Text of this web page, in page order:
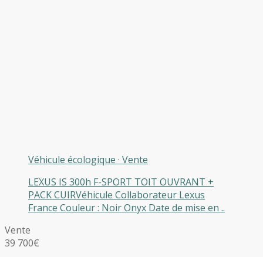
Véhicule écologique · Vente
LEXUS IS 300h F-SPORT TOIT OUVRANT +
PACK CUIRVéhicule Collaborateur Lexus
France Couleur : Noir Onyx Date de mise en ..
Vente
39 700€